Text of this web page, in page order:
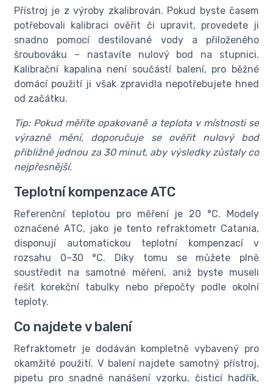
Přístroj je z výroby zkalibrován. Pokud byste časem
potřebovali kalibraci ověřit či upravit, provedete ji
snadno pomocí destilované vody a přiloženého
šroubováku – nastavíte nulový bod na stupnici.
Kalibrační kapalina není součástí balení, pro běžné
domácí použití ji však zpravidla nepotřebujete hned
od začátku.
Tip: Pokud měříte opakovaně a teplota v místnosti se
výrazně mění, doporučuje se ověřit nulový bod
přibližně jednou za 30 minut, aby výsledky zůstaly co
nejpřesnější.
Teplotní kompenzace ATC
Referenční teplotou pro měření je 20 °C. Modely
označené ATC, jako je tento refraktometr Catania,
disponují automatickou teplotní kompenzací v
rozsahu 0–30 °C. Díky tomu se můžete plně
soustředit na samotné měření, aniž byste museli
řešit korekční tabulky nebo přepočty podle okolní
teploty.
Co najdete v balení
Refraktometr je dodáván kompletně vybavený pro
okamžité použití. V balení najdete samotný přístroj,
pipetu pro snadné nanášení vzorku, čisticí hadřík,